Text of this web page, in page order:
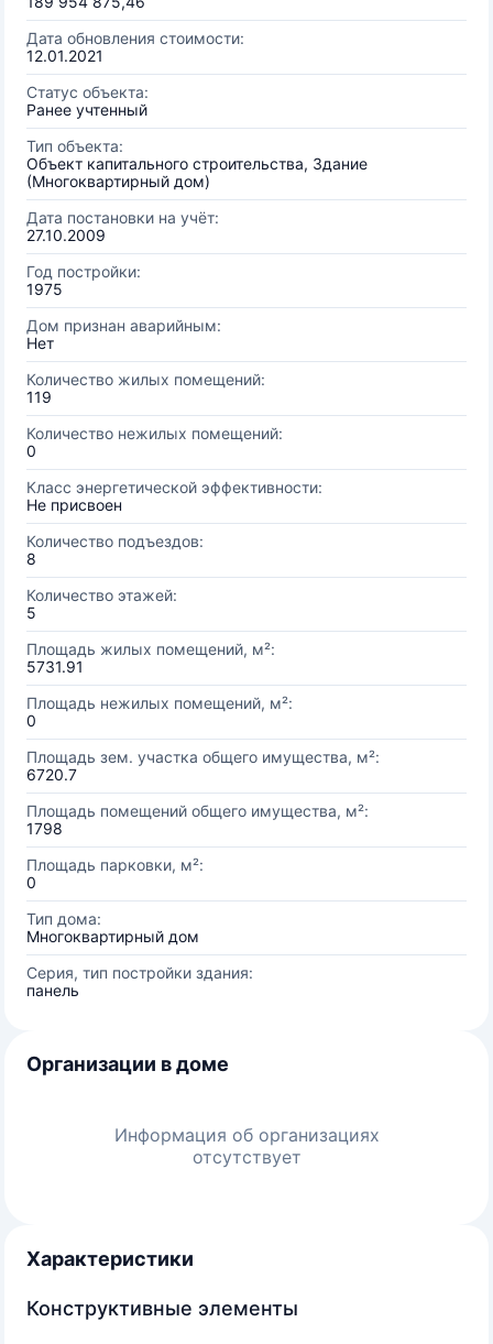
Дата обновления стоимости:
12.01.2021
Статус объекта:
Ранее учтенный
Тип объекта:
Объект капитального строительства, Здание
(Многоквартирный дом)
Дата постановки на учёт:
27.10.2009
Год постройки:
1975
Дом признан аварийным:
Нет
Количество жилых помещений:
119
Количество нежилых помещений:
0
Класс энергетической эффективности:
Не присвоен
Количество подъездов:
8
Количество этажей:
5
Площадь жилых помещений, м²:
5731.91
Площадь нежилых помещений, м²:
0
Площадь зем. участка общего имущества, м²:
6720.7
Площадь помещений общего имущества, м²:
1798
Площадь парковки, м²:
0
Тип дома:
Многоквартирный дом
Серия, тип постройки здания:
панель
Организации в доме
Информация об организациях
отсутствует
Характеристики
Конструктивные элементы